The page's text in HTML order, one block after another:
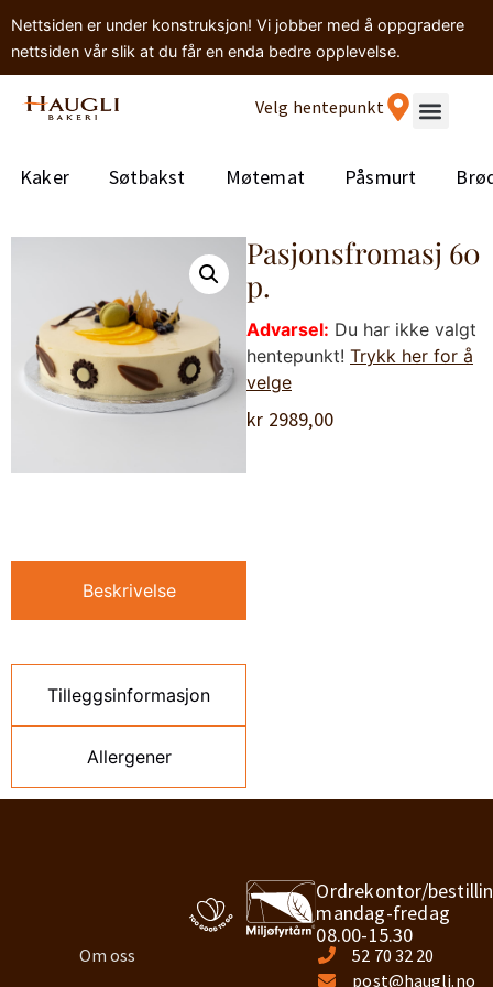
Nettsiden er under konstruksjon! Vi jobber med å oppgradere
nettsiden vår slik at du får en enda bedre opplevelse.
Velg hentepunkt
Kaker Søtbakst Møtemat Påsmurt
Beskrivelse
Tilleggsinformasjon
Allergener
Pasjonsfromasj 60
p.
Advarsel: Du har ikke valgt
hentepunkt! Trykk her for å
velge
kr 2989,00
Om oss
Ordrekontor/
mandag-fredag
08.00-15.30
52 70 32 20
post@haugli.no